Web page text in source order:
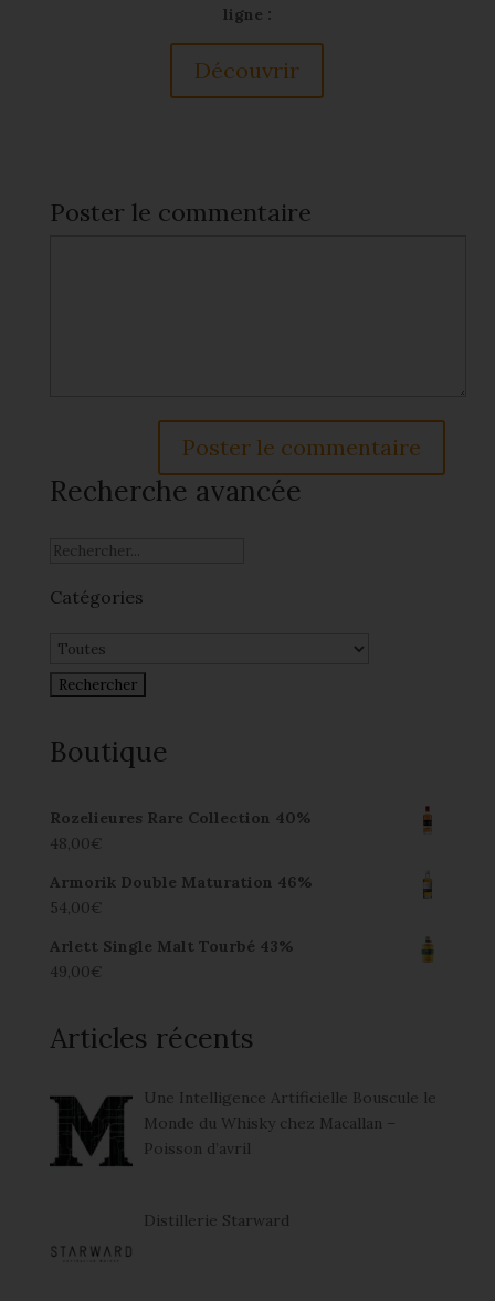
ligne :
Découvrir
Poster le commentaire
Recherche avancée
Catégories
Boutique
Rozelieures Rare Collection 40%
48,00€
Armorik Double Maturation 46%
54,00€
Arlett Single Malt Tourbé 43%
49,00€
Articles récents
Une Intelligence Artificielle Bouscule le
Monde du Whisky chez Macallan –
Poisson d’avril
Distillerie Starward